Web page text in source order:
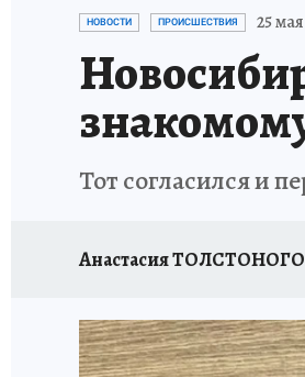
ОТДЫХ В
НОВОСТИ ПРОИСШЕСТВИЯ 25
Тот согласился и
Анастасия